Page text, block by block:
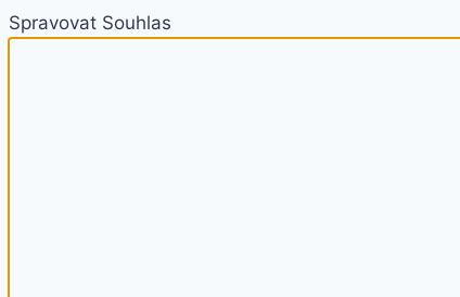
Spravovat Souhlas